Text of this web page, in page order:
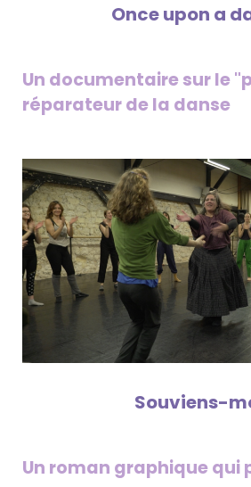
Once upon a
Un documentaire sur le
réparateur de la danse
Souviens-
Un roman graphique qui